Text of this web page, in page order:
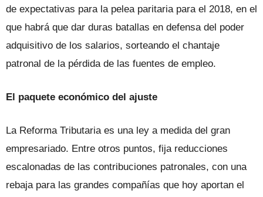
de expectativas para la pelea paritaria para el 2018, en el
que habrá que dar duras batallas en defensa del poder
adquisitivo de los salarios, sorteando el chantaje
patronal de la pérdida de las fuentes de empleo.
El paquete económico del ajuste
La Reforma Tributaria es una ley a medida del gran
empresariado. Entre otros puntos, fija reducciones
escalonadas de las contribuciones patronales, con una
rebaja para las grandes compañías que hoy aportan el